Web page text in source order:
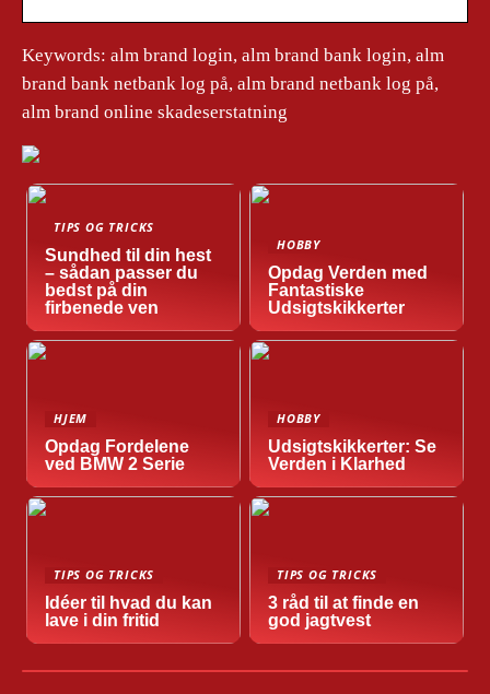
Keywords: alm brand login, alm brand bank login, alm
brand bank netbank log på, alm brand netbank log på,
alm brand online skadeserstatning
TIPS OG TRICKS
Sundhed til din hest
– sådan passer du
bedst på din
firbenede ven
HOBBY
Opdag Verden med
Fantastiske
Udsigtskikkerter
HJEM
Opdag Fordelene
ved BMW 2 Serie
HOBBY
Udsigtskikkerter: Se
Verden i Klarhed
TIPS OG TRICKS
Idéer til hvad du kan
lave i din fritid
TIPS OG TRICKS
3 råd til at finde en
god jagtvest